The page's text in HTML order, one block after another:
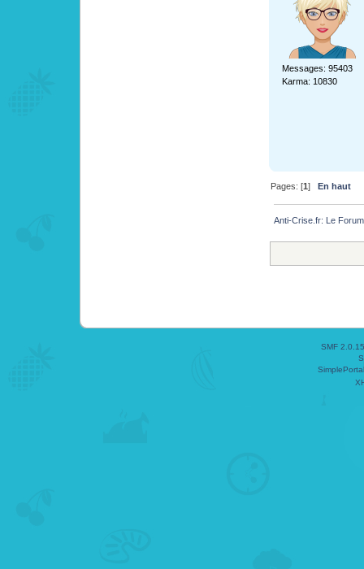
Messages: 95403
Karma: 10830
Pages: [1]En haut
Anti-Crise.fr: Le Forum
SMF 2.0.15